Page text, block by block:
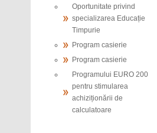
Oportunitate privind
specializarea Educație
Timpurie
Program casierie
Program casierie
Programului EURO 200
pentru stimularea
achiziționării de
calculatoare